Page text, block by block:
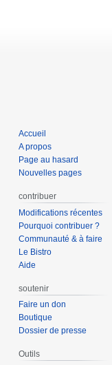
Accueil
A propos
Page au hasard
Nouvelles pages
contribuer
Modifications récentes
Pourquoi contribuer ?
Communauté & à faire
Le Bistro
Aide
soutenir
Faire un don
Boutique
Dossier de presse
Outils